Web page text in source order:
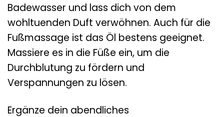
Badewasser und lass dich von dem
wohltuenden Duft verwöhnen. Auch für die
Fußmassage ist das Öl bestens geeignet.
Massiere es in die Füße ein, um die
Durchblutung zu fördern und
Verspannungen zu lösen.
Ergänze dein abendliches